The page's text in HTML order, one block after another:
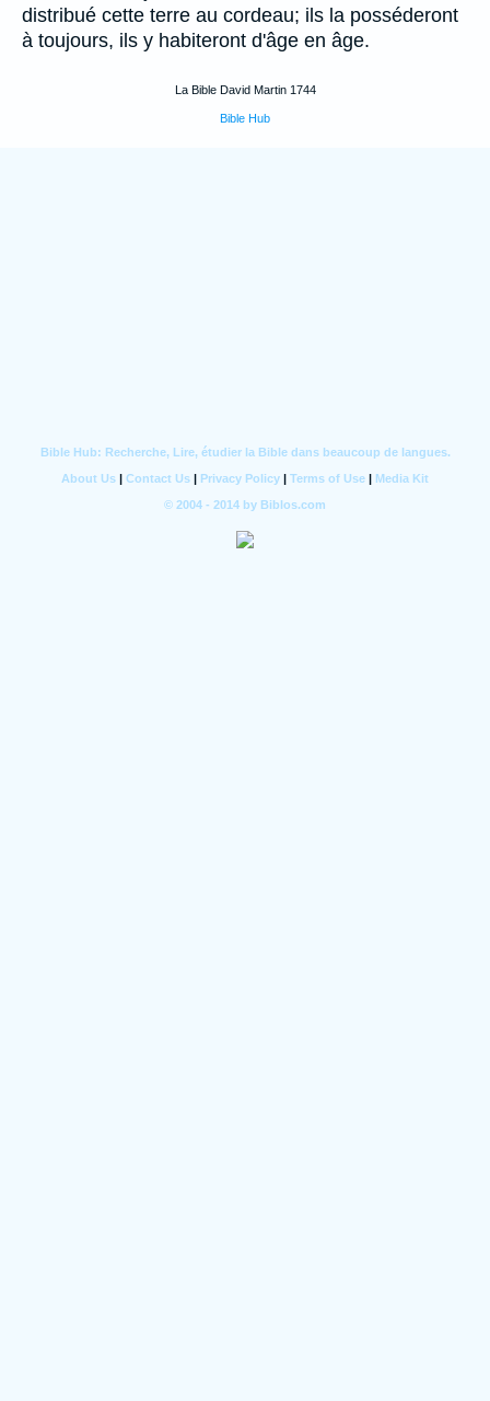
distribué cette terre au cordeau; ils la posséderont
à toujours, ils y habiteront d'âge en âge.
La Bible David Martin 1744
Bible Hub